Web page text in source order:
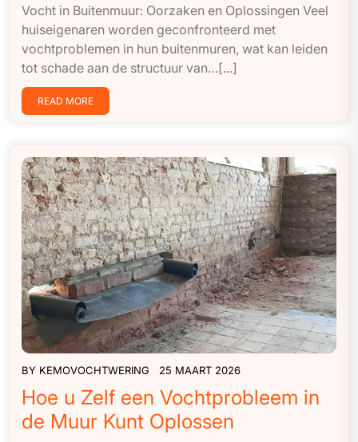
Vocht in Buitenmuur: Oorzaken en Oplossingen Veel
huiseigenaren worden geconfronteerd met
vochtproblemen in hun buitenmuren, wat kan leiden
tot schade aan de structuur van…[...]
READ MORE
BY KEMOVOCHTWERING 25 MAART 2026
Hoe u Zelf een Vochtprobleem in
de Muur Kunt Oplossen